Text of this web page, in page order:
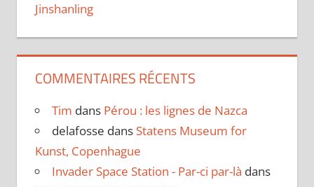
Jinshanling
COMMENTAIRES RÉCENTS
Tim dans Pérou : les lignes de Nazca
delafosse dans Statens Museum for
Kunst, Copenhague
Invader Space Station - Par-ci par-là dans